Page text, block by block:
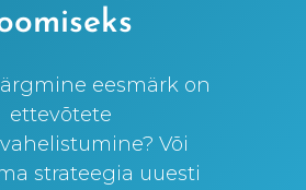
eesmärk on
ettevõtete
Või
strateegia uuesti